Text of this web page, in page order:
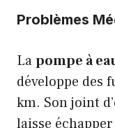
Problèmes
Lapompe à
développe des
km. Son joint
laisse